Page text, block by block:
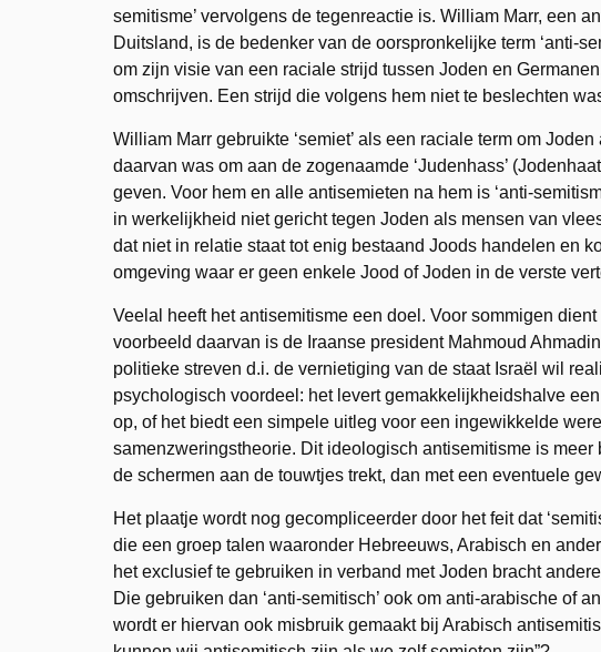
semitisme’ vervolgens de tegenreactie is. William Marr, een
Duitsland, is de bedenker van de oorspronkelijke term ‘anti-
om zijn visie van een raciale strijd tussen Joden en
omschrijven. Een strijd die volgens hem niet te beslechten
William Marr gebruikte ‘semiet’ als een raciale term om
daarvan was om aan de zogenaamde ‘Judenhass’
geven. Voor hem en alle antisemieten na hem is ‘anti-
in werkelijkheid niet gericht tegen Joden als mensen van
dat niet in relatie staat tot enig bestaand Joods handelen en
omgeving waar er geen enkele Jood of Joden in de verste
Veelal heeft het antisemitisme een doel. Voor sommigen
voorbeeld daarvan is de Iraanse president Mahmoud
politieke streven d.i. de vernietiging van de staat Israël wil
psychologisch voordeel: het levert gemakkelijkheidshalve
op, of het biedt een simpele uitleg voor een ingewikkelde
samenzweringstheorie. Dit ideologisch antisemitisme is meer
de schermen aan de touwtjes trekt, dan met een eventuele
Het plaatje wordt nog gecompliceerder door het feit dat
die een groep talen waaronder Hebreeuws, Arabisch en
het exclusief te gebruiken in verband met Joden bracht
Die gebruiken dan ‘anti-semitisch’ ook om anti-arabische of
wordt er hiervan ook misbruik gemaakt bij Arabisch